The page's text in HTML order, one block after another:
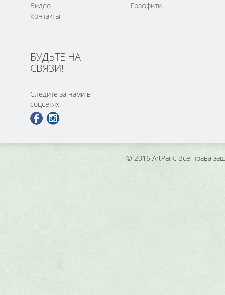
Видео
Контакты
Граффити
БУДЬТЕ НА
СВЯЗИ!
Следите за нами в
соцсетях:
© 2016 ArtPark. Все права